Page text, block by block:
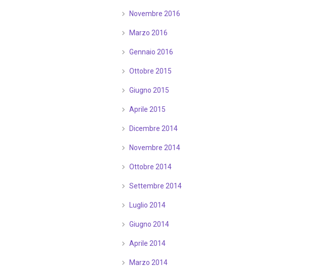
Novembre 2016
Marzo 2016
Gennaio 2016
Ottobre 2015
Giugno 2015
Aprile 2015
Dicembre 2014
Novembre 2014
Ottobre 2014
Settembre 2014
Luglio 2014
Giugno 2014
Aprile 2014
Marzo 2014